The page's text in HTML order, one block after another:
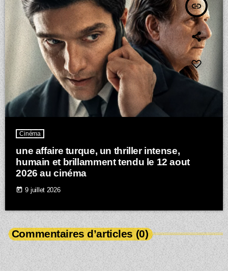
insert_link
Cinéma
une affaire turque, un thriller intense,
humain et brillamment tendu le 12 aout
2026 au cinéma
today 9 juillet 2026
Commentaires d’articles (0)